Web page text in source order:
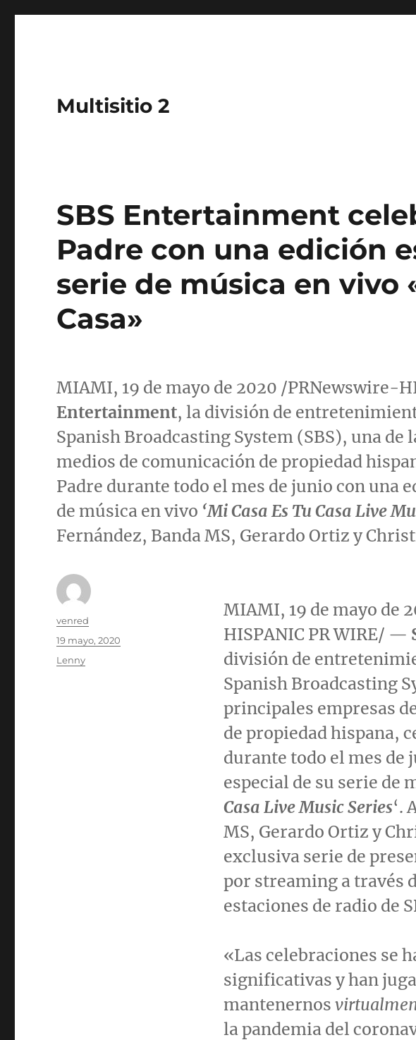
Multisitio 2
SBS Entertainment
Padre con una edición
serie de música en vivo
Casa»
MIAMI, 19 de mayo de 2020 /PRNewswire-
Entertainment, la división de
Spanish Broadcasting System (SBS), una de
medios de comunicación de propiedad
Padre durante todo el mes de junio con una
de música en vivo ‘Mi Casa Es Tu Casa Live
Fernández, Banda MS, Gerardo Ortiz y
MIAMI, 19 de mayo de
HISPANIC PR WIRE/ —
división de
Spanish Broadcasting
principales empresas
de propiedad hispana,
durante todo el mes de
especial de su serie de
Casa Live Music Series‘.
MS, Gerardo Ortiz y
exclusiva serie de
por streaming a través
estaciones de radio de
«Las celebraciones se
significativas y han
mantenernos
la pandemia del
Autor
venred
Publicado
19 mayo, 2020
Categorías
Lenny